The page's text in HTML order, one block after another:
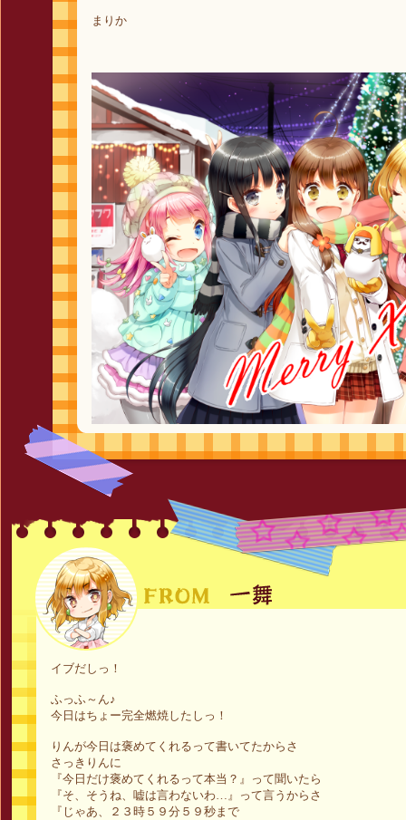
まりか
イブだしっ！
ふっふ～ん♪
今日はちょー完全燃焼したしっ！
りんが今日は褒めてくれるって書いてたからさ
さっきりんに
『今日だけ褒めてくれるって本当？』って聞いたら
『そ、そうね、嘘は言わないわ…』って言うからさ
『じゃあ、２３時５９分５９秒まで